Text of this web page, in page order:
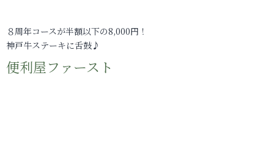
８周年コースが半額以下の8,000円！
神戸牛ステーキに舌鼓♪
便利屋ファースト